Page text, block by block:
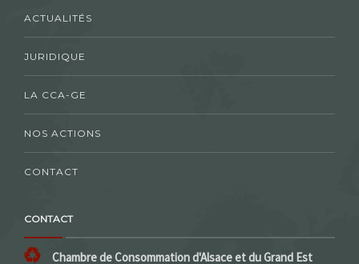
ACTUALITÉS
JURIDIQUE
LA CCA-GE
NOS ACTIONS
CONTACT
CONTACT
Chambre de Consommation d'Alsace et du Grand Est